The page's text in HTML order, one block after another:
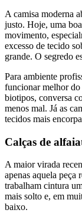
A camisa moderna
justo. Hoje, uma
movimento,
excesso de tecido
grande. O segredo
Para ambiente
funcionar melhor do
biotipos, conversa
menos mal. Já as
tecidos mais
Calças de
A maior virada
apenas aquela peça
trabalham cintura
mais solto e, em
baixo.